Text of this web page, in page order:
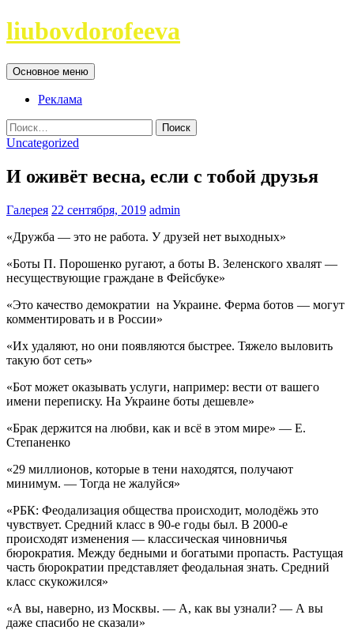
Перейти
к
liubovdorofeeva
Поиск
Основное меню
Реклама
Найти:
Uncategorized
И оживёт весна, если с тобой друзья
Галерея 22 сентября, 2019 admin
«Дружба — это не работа. У друзей нет выходных»
«Боты П. Порошенко ругают, а боты В. Зеленского хвалят —
несуществующие граждане в Фейсбуке»
«Это качество демократии на Украине. Ферма ботов — могут
комментировать и в России»
«Их удаляют, но они появляются быстрее. Тяжело выловить
такую бот сеть»
«Бот может оказывать услуги, например: вести от вашего
имени переписку. На Украине боты дешевле»
«Брак держится на любви, как и всё в этом мире» — Е.
Степаненко
«29 миллионов, которые в тени находятся, получают
минимум. — Тогда не жалуйся»
«РБК: Феодализация общества происходит, молодёжь это
чувствует. Средний класс в 90-е годы был. В 2000-е
происходят изменения — классическая чиновничья
бюрократия. Между бедными и богатыми пропасть. Растущая
часть бюрократии представляет феодальная знать. Средний
класс скукожился»
«А вы, наверно, из Москвы. — А, как вы узнали? — А вы
даже спасибо не сказали»